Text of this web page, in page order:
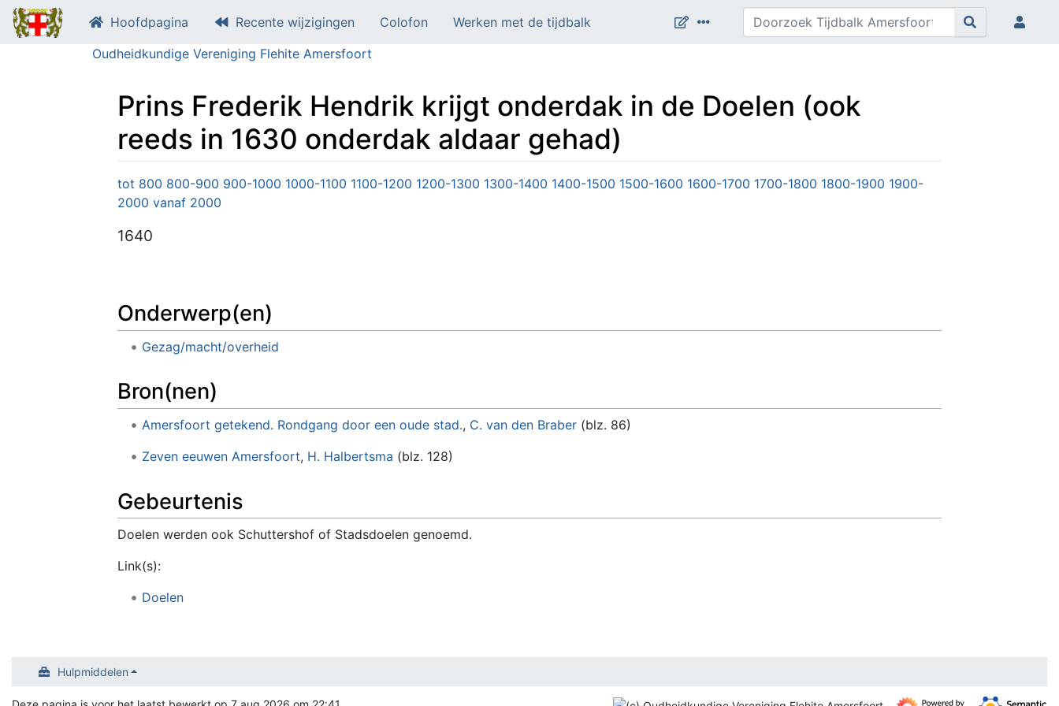
Hoofdpagina Recente wijzigingen Colofon
Werken met de tijdbalk
Oudheidkundige Vereniging Flehite Amersfoort
Prins Frederik Hendrik krijgt onderdak in de Doelen (ook
reeds in 1630 onderdak aldaar gehad)
Ga naar: navigatie ,zoeken
tot 800 800-900 900-1000 1000-1100 1100-1200 1200-1300 1300-1400 1400-1500 1500-1600 1600-1700 1700-1800 1800-1900 1900-
2000 vanaf 2000
1640
Onderwerp(en)
Gezag/macht/overheid
Bron(nen)
Amersfoort getekend. Rondgang door een oude stad., C. van den Braber(blz. 86)
Zeven eeuwen Amersfoort, H. Halbertsma (blz. 128)
Gebeurtenis
Doelen werden ook Schuttershof of Stadsdoelen genoemd.
Link(s):
Doelen
Hulpmiddelen